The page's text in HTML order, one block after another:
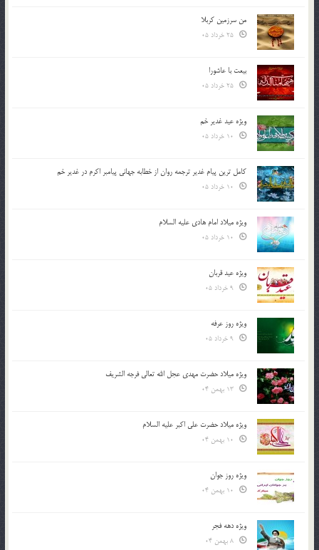
من سرزمین کربلا
بیعت با عاشورا
ویژه عید غدیر خم
کامل ترین پیام غدیر ترجمه روان از خطابه جهانی پیامبر اکرم در غدیر خم
ویژه میلاد امام هادی علیه السلام
ویژه عید قربان
ویژه روز عرفه
ویژه میلاد حضرت مهدی عجل الله تعالی فرجه الشريف
ویژه میلاد حضرت علی اکبر علیه السلام
ویژه روز جوان
ویژه دهه فجر